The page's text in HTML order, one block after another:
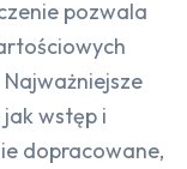
pozwala
wstęp i
dopracowane,